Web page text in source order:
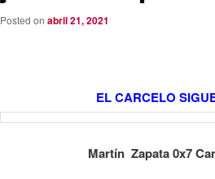
Posted on abril 21, 2021
EL CARCELO
Martín Zapata 0x7